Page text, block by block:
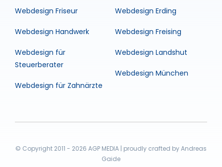
Webdesign Friseur
Webdesign Handwerk
Webdesign für
Steuerberater
Webdesign für Zahnärzte
Webdesign Erding
Webdesign Freising
Webdesign Landshut
Webdesign München
© Copyright 2011 - 2026 AGP MEDIA | proudly crafted by Andreas
Gaide